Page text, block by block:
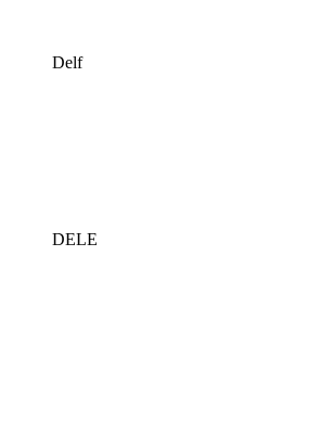
Delf
DELE